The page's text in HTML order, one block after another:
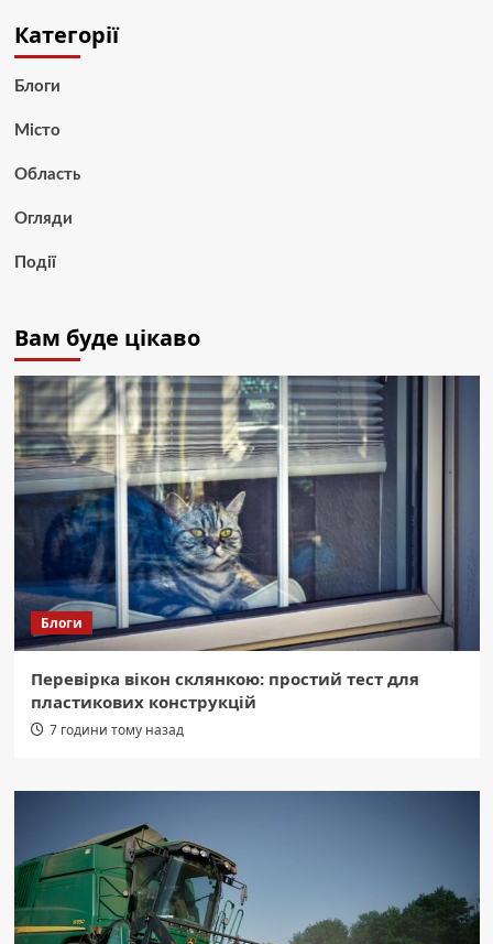
Категорії
Блоги
Місто
Область
Огляди
Події
Вам буде цікаво
Блоги
Перевірка вікон склянкою: простий тест для
пластикових конструкцій
7 години тому назад